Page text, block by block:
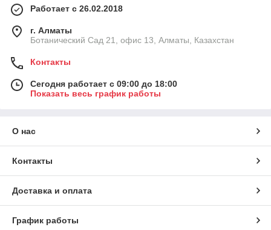
вытяжек, холодильников и др.) – в состав имеют
для дезинфекции
добавками;
для ухода за обивкой мебели, коврами,
частицы грязи;
для чистки зеркал, стекол
для ухода за металлическими поверхностями
полов), полироли для мебели; изготавливаются на
основе воска, парафина, синтетических смол или
Работает с 26.02.2018
г. Алматы
Ботанический Сад 21, офис 13, Алматы, Казахстан
Контакты
Сегодня работает с 09:00 до 18:00
Показать весь график работы
О нас
Контакты
Доставка и оплата
График работы